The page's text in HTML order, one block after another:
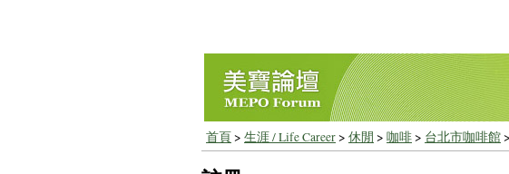
首頁> 生涯 / Life Career> 休閒 > 咖啡> 台北市咖啡館>